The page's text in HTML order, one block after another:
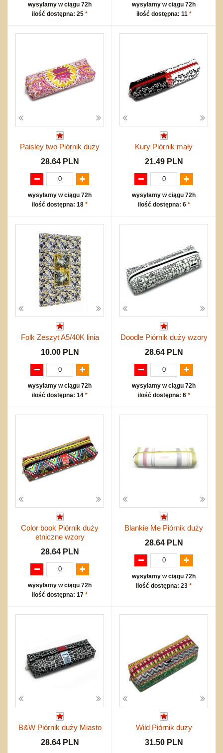
wysyłamy w ciągu 72h
ilość dostępna: 25 *
wysyłamy w ciągu 72h
ilość dostępna: 11 *
Paisley two Piórnik duży
28.64 PLN
wysyłamy w ciągu 72h
ilość dostępna: 18 *
Kury Piórnik mały
21.49 PLN
wysyłamy w ciągu 72h
ilość dostępna: 6 *
Folk Zeszyt A5/40K linia
10.00 PLN
wysyłamy w ciągu 72h
ilość dostępna: 14 *
Doodle Piórnik duży wzory
28.64 PLN
wysyłamy w ciągu 72h
ilość dostępna: 6 *
Color book Piórnik duży
etniczne wzory
28.64 PLN
wysyłamy w ciągu 72h
ilość dostępna: 17 *
Blankie Me Piórnik duży
28.64 PLN
wysyłamy w ciągu 72h
ilość dostępna: 23 *
B&W Piórnik duży Miasto
28.64 PLN
Wild Piórnik duży
31.50 PLN